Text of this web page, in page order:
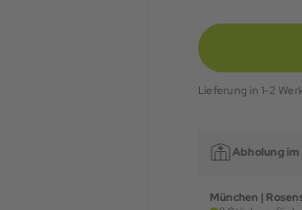
Lieferung in 1-2
Abholung im
München |